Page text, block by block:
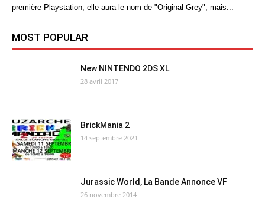
première Playstation, elle aura le nom de "Original Grey", mais...
MOST POPULAR
New NINTENDO 2DS XL
28 avril 2017
BrickMania 2
14 septembre 2021
Jurassic World, La Bande Annonce VF
26 novembre 2014